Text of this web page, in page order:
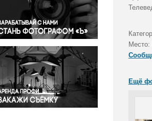
Правосудие
Происшествия и конфликты
Религия
Светская жизнь
Спорт
Экология
Экономика и бизнес
Место:
Ещё